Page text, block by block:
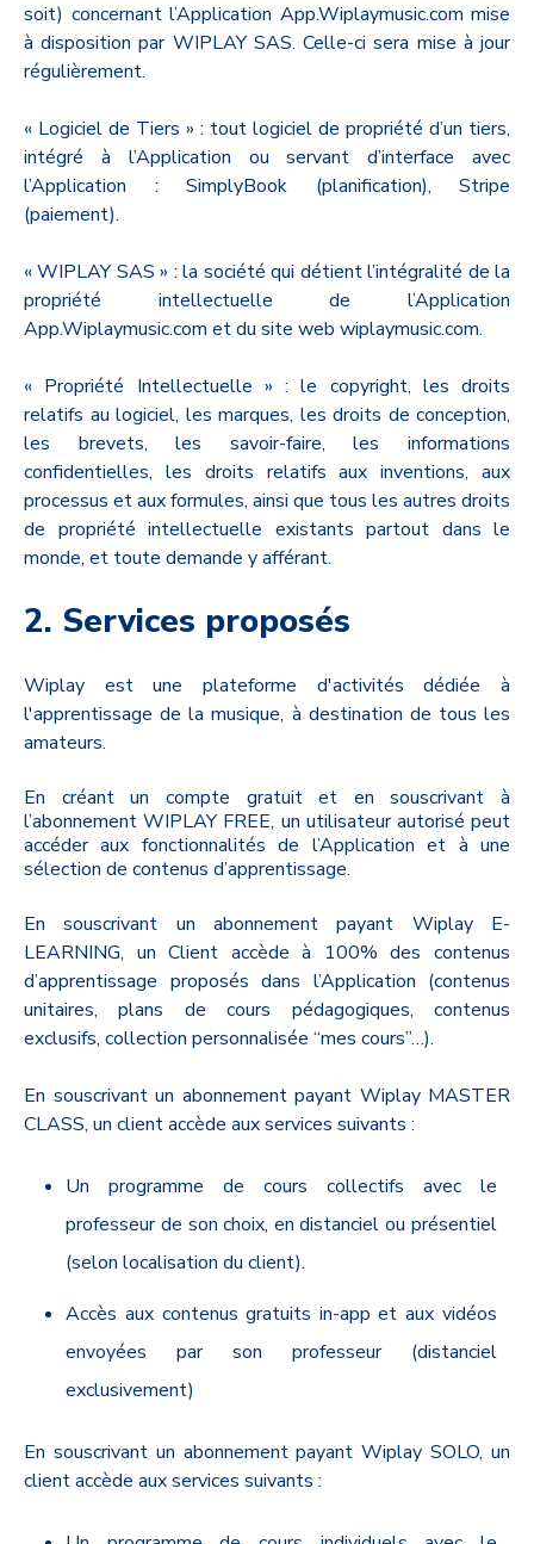
soit) concernant l’Application App.Wiplaymusic.com mise
à disposition par WIPLAY SAS. Celle-ci sera mise à jour
régulièrement.
« Logiciel de Tiers » : tout logiciel de propriété d’un tiers,
intégré à l’Application ou servant d’interface avec
l’Application : SimplyBook (planification), Stripe
(paiement).
« WIPLAY SAS » : la société qui détient l’intégralité de la
propriété intellectuelle de l’Application
App.Wiplaymusic.com et du site web wiplaymusic.com.
« Propriété Intellectuelle » : le copyright, les droits
relatifs au logiciel, les marques, les droits de conception,
les brevets, les savoir-faire, les informations
confidentielles, les droits relatifs aux inventions, aux
processus et aux formules, ainsi que tous les autres droits
de propriété intellectuelle existants partout dans le
monde, et toute demande y afférant.
2. Services proposés
Wiplay est une plateforme d'activités dédiée à
l'apprentissage de la musique, à destination de tous les
amateurs.
En créant un compte gratuit et en souscrivant à
l’abonnement WIPLAY FREE, un utilisateur autorisé peut
accéder aux fonctionnalités de l’Application et à une
sélection de contenus d’apprentissage.
En souscrivant un abonnement payant Wiplay E-
LEARNING, un Client accède à 100% des contenus
d’apprentissage proposés dans l’Application (contenus
unitaires, plans de cours pédagogiques, contenus
exclusifs, collection personnalisée “mes cours”…).
En souscrivant un abonnement payant Wiplay MASTER
CLASS, un client accède aux services suivants :
Un programme de cours collectifs avec le
professeur de son choix, en distanciel ou présentiel
(selon localisation du client).
Accès aux contenus gratuits in-app et aux vidéos
envoyées par son professeur (distanciel
exclusivement)
En souscrivant un abonnement payant Wiplay SOLO, un
client accède aux services suivants :